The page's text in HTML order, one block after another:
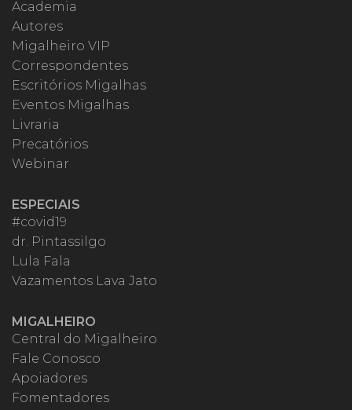
Academia
Autores
Migalheiro VIP
Correspondentes
Escritórios Migalhas
Eventos Migalhas
Livraria
Precatórios
Webinar
ESPECIAIS
#covid19
dr. Pintassilgo
Lula Fala
Vazamentos Lava Jato
MIGALHEIRO
Central do Migalheiro
Fale Conosco
Apoiadores
Fomentadores